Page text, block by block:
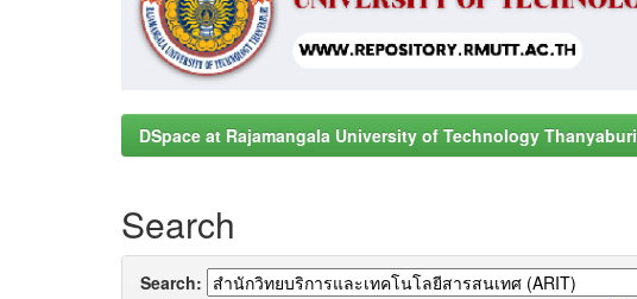
DSpace at Rajamangala University of Technology Thanyaburi
Search
Search: